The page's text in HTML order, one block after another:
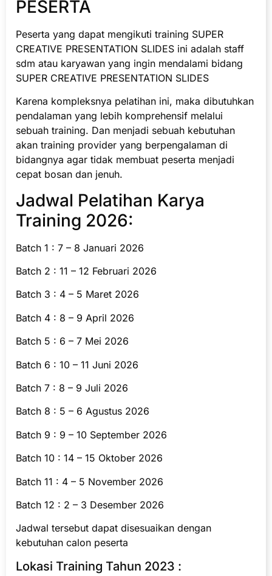
PESERTA
Peserta yang dapat mengikuti training SUPER
CREATIVE PRESENTATION SLIDES ini adalah staff
sdm atau karyawan yang ingin mendalami bidang
SUPER CREATIVE PRESENTATION SLIDES
Karena kompleksnya pelatihan ini, maka dibutuhkan
pendalaman yang lebih komprehensif melalui
sebuah training. Dan menjadi sebuah kebutuhan
akan training provider yang berpengalaman di
bidangnya agar tidak membuat peserta menjadi
cepat bosan dan jenuh.
Jadwal Pelatihan Karya
Training 2026:
Batch 1 : 7 – 8 Januari 2026
Batch 2 : 11 – 12 Februari 2026
Batch 3 : 4 – 5 Maret 2026
Batch 4 : 8 – 9 April 2026
Batch 5 : 6 – 7 Mei 2026
Batch 6 : 10 – 11 Juni 2026
Batch 7 : 8 – 9 Juli 2026
Batch 8 : 5 – 6 Agustus 2026
Batch 9 : 9 – 10 September 2026
Batch 10 : 14 – 15 Oktober 2026
Batch 11 : 4 – 5 November 2026
Batch 12 : 2 – 3 Desember 2026
Jadwal tersebut dapat disesuaikan dengan
kebutuhan calon peserta
Lokasi Training Tahun 2023 :